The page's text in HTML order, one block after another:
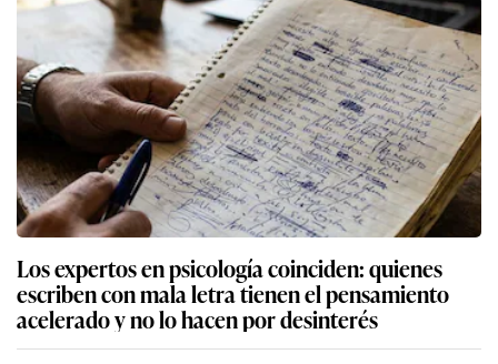
Los expertos en psicología coinciden: quienes
escriben con mala letra tienen el pensamiento
acelerado y no lo hacen por desinterés